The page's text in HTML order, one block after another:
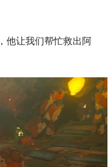
他让我们帮忙救出阿